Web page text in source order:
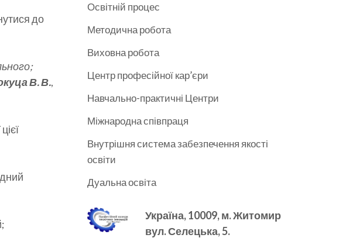
до
В. В.,
Освітній процес
Методична робота
Виховна робота
Центр професійної кар’єри
Навчально-практичні Центри
Міжнародна співпраця
Внутрішня система забезпечення якості
освіти
Дуальна освіта
Україна, 10009, м.Житомир
вул. Селецька, 5.